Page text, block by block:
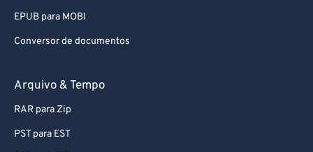
EPUB para MOBI
Conversor de documentos
Arquivo & Tempo
RAR para Zip
PST para EST